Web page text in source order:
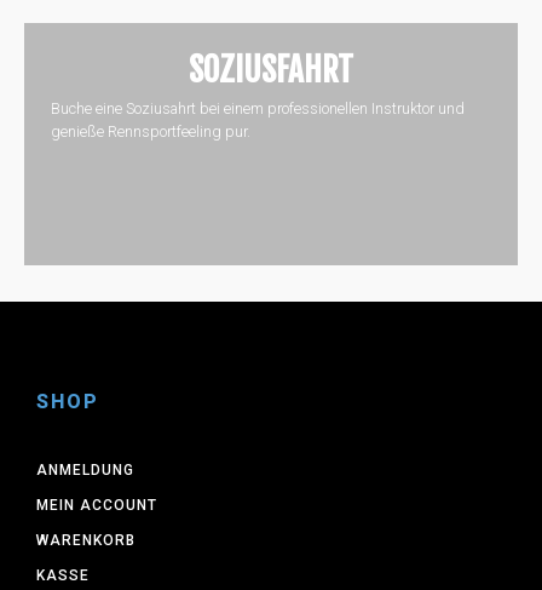
SOZIUSFAHRT
Buche eine Soziusahrt bei einem professionellen Instruktor und
genieße Rennsportfeeling pur.
SHOP
ANMELDUNG
MEIN ACCOUNT
WARENKORB
KASSE